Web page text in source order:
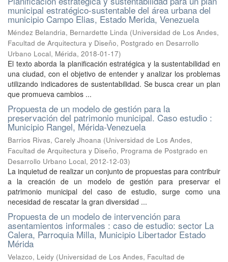
municipal estratégico-sustentable del área urbana del
municipio Campo Elias, Estado Merida, Venezuela
Méndez Belandria, Bernardette Linda (Universidad de Los Andes,
Facultad de Arquitectura y Diseño, Postgrado en Desarrollo
Urbano Local, Mérida, 2018-01-17)
El texto aborda la planificación estratégica y la sustentabilidad en
una ciudad, con el objetivo de entender y analizar los problemas
utilizando indicadores de sustentabilidad. Se busca crear un plan
que promueva cambios ...
Propuesta de un modelo de gestión para la
preservación del patrimonio municipal. Caso estudio :
Municipio Rangel, Mérida-Venezuela
Barrios Rivas, Carely Jhoana (Universidad de Los Andes,
Facultad de Arquitectura y Diseño, Programa de Postgrado en
Desarrollo Urbano Local, 2012-12-03)
La inquietud de realizar un conjunto de propuestas para contribuir
a la creación de un modelo de gestión para preservar el
patrimonio municipal del caso de estudio, surge como una
necesidad de rescatar la gran diversidad ...
Propuesta de un modelo de intervención para
asentamientos informales : caso de estudio: sector La
Calera, Parroquia Milla, Municipio Libertador Estado
Mérida
Velazco, Leidy (Universidad de Los Andes, Facultad de